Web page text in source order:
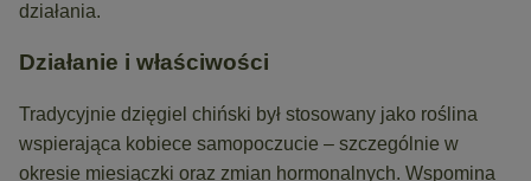
działania.
Działanie i właściwości
Tradycyjnie dzięgiel chiński był stosowany jako roślina
wspierająca kobiece samopoczucie – szczególnie w
okresie miesiączki oraz zmian hormonalnych. Wspomina